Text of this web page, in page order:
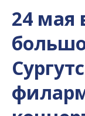
24 мая